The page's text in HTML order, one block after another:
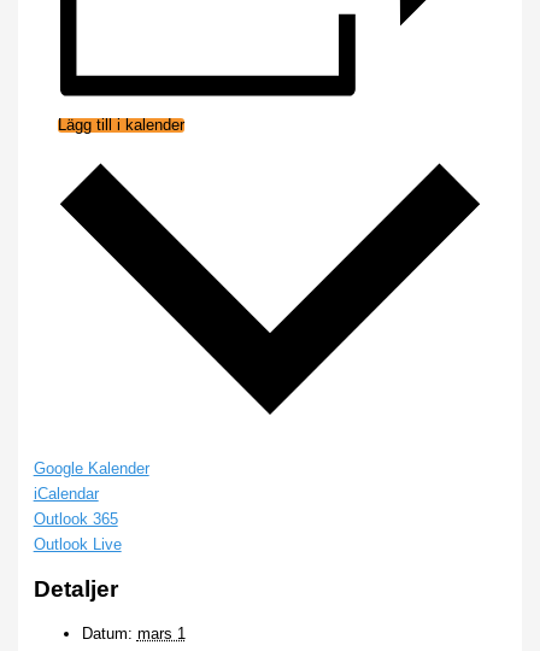
Lägg till i kalender
Google Kalender
iCalendar
Outlook 365
Outlook Live
Detaljer
Datum: mars 1